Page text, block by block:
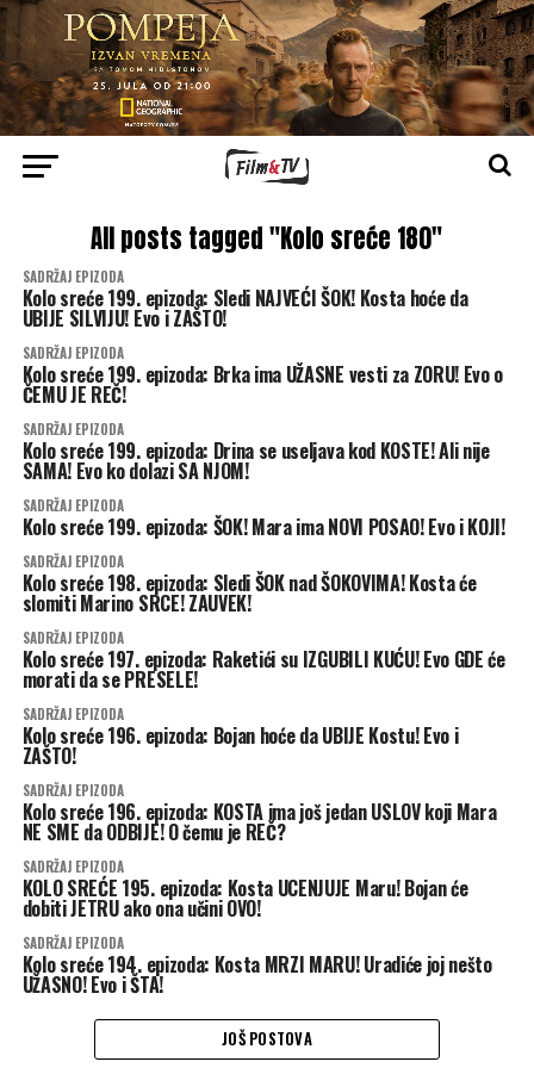
All posts tagged "Kolo sreće 180"
SADRŽAJ EPIZODA
Kolo sreće 199. epizoda: Sledi NAJVEĆI ŠOK! Kosta hoće da
UBIJE SILVIJU! Evo i ZAŠTO!
SADRŽAJ EPIZODA
Kolo sreće 199. epizoda: Brka ima UŽASNE vesti za ZORU! Evo o
ČEMU JE REČ!
SADRŽAJ EPIZODA
Kolo sreće 199. epizoda: Drina se useljava kod KOSTE! Ali nije
SAMA! Evo ko dolazi SA NJOM!
SADRŽAJ EPIZODA
Kolo sreće 199. epizoda: ŠOK! Mara ima NOVI POSAO! Evo i KOJI!
SADRŽAJ EPIZODA
Kolo sreće 198. epizoda: Sledi ŠOK nad ŠOKOVIMA! Kosta će
slomiti Marino SRCE! ZAUVEK!
SADRŽAJ EPIZODA
Kolo sreće 197. epizoda: Raketići su IZGUBILI KUĆU! Evo GDE će
morati da se PRESELE!
SADRŽAJ EPIZODA
Kolo sreće 196. epizoda: Bojan hoće da UBIJE Kostu! Evo i
ZAŠTO!
SADRŽAJ EPIZODA
Kolo sreće 196. epizoda: KOSTA ima još jedan USLOV koji Mara
NE SME da ODBIJE! O čemu je REČ?
SADRŽAJ EPIZODA
KOLO SREĆE 195. epizoda: Kosta UCENJUJE Maru! Bojan će
dobiti JETRU ako ona učini OVO!
SADRŽAJ EPIZODA
Kolo sreće 194. epizoda: Kosta MRZI MARU! Uradiće joj nešto
UŽASNO! Evo i ŠTA!
JOŠ POSTOVA